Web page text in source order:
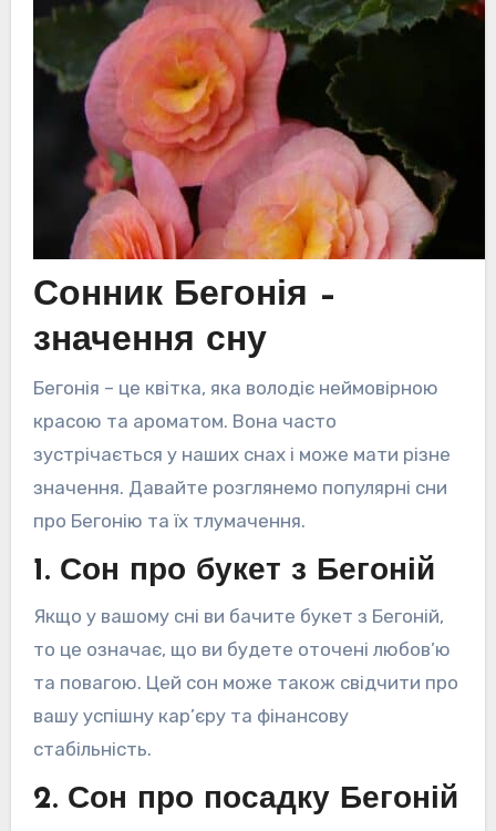
Сонник Бегонія –
значення сну
Бегонія – це квітка, яка володіє неймовірною
красою та ароматом. Вона часто
зустрічається у наших снах і може мати різне
значення. Давайте розглянемо популярні сни
про Бегонію та їх тлумачення.
1. Сон про букет з Бегоній
Якщо у вашому сні ви бачите букет з Бегоній,
то це означає, що ви будете оточені любов’ю
та повагою. Цей сон може також свідчити про
вашу успішну кар’єру та фінансову
стабільність.
2. Сон про посадку Бегоній